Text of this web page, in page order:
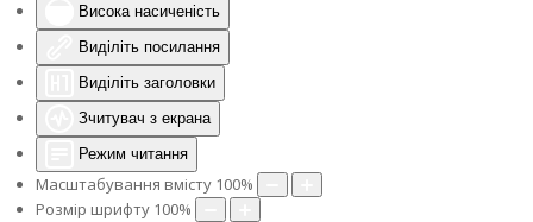
Висока насиченість
Виділіть посилання
Виділіть заголовки
Зчитувач з екрана
Режим читання
Масштабування вмісту 100%
Розмір шрифту 100%